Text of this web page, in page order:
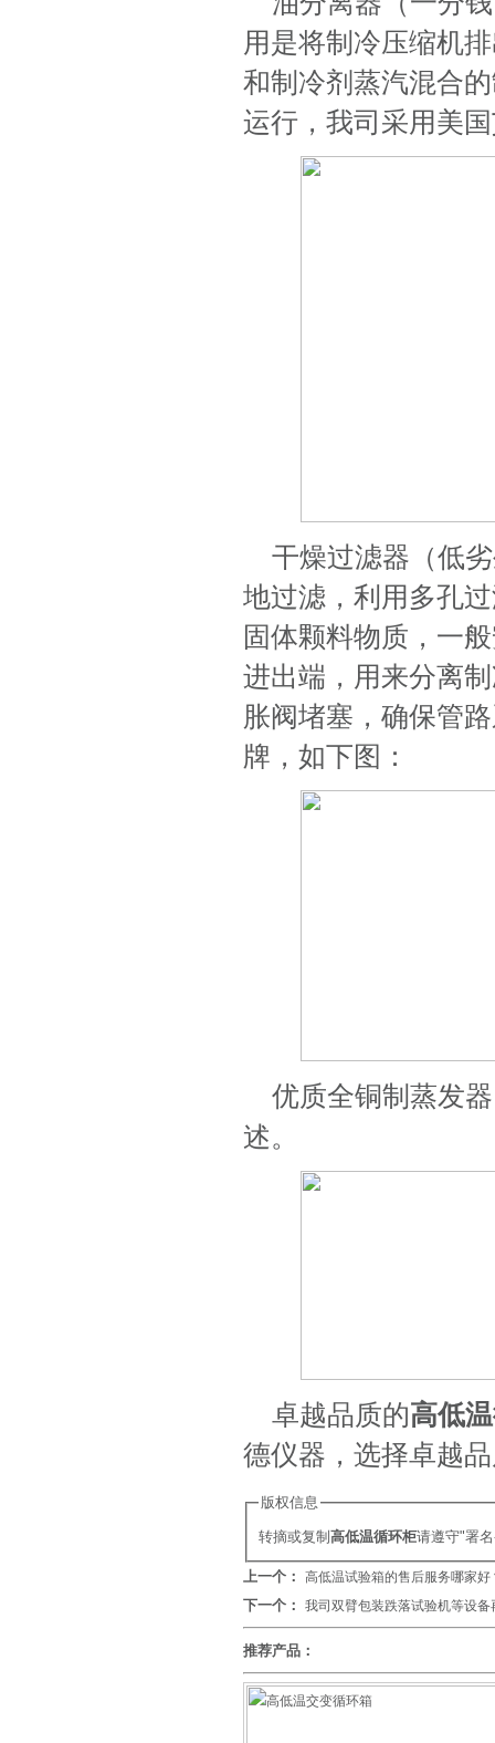
用是将制冷压缩机
和制冷剂蒸汽混合
运行，我司采用美
干燥过滤器（低
地过滤，利用多孔
固体颗料物质，一
进出端，用来分离
胀阀堵塞，确保管
牌，如下图：
优质全铜制蒸发
述。
卓越品质的高低
德仪器，选择卓越
版权信息
转摘或复制高低温循环柜请遵守"署
上一个： 高低温试验箱的售后服务哪家好
下一个： 我司双臂包装跌落试验机等设
推荐产品：